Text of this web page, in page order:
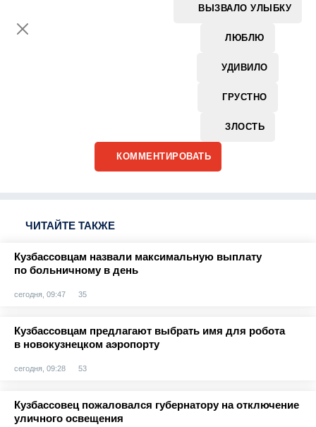
ВЫЗВАЛО УЛЫБКУ
ЛЮБЛЮ
УДИВИЛО
ГРУСТНО
ЗЛОСТЬ
КОММЕНТИРОВАТЬ
ЧИТАЙТЕ ТАКЖЕ
Кузбассовцам назвали максимальную выплату
по больничному в день
сегодня, 09:47 35
Кузбассовцам предлагают выбрать имя для робота
в новокузнецком аэропорту
сегодня, 09:28 53
Кузбассовец пожаловался губернатору на отключение
уличного освещения